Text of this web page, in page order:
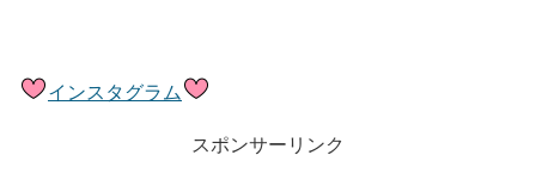
インスタグラム
スポンサーリンク